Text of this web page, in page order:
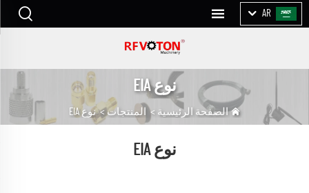
AR
نوع EIA
الصفحة الرئيسية > المنتجات >نوع EIA
نوع EIA